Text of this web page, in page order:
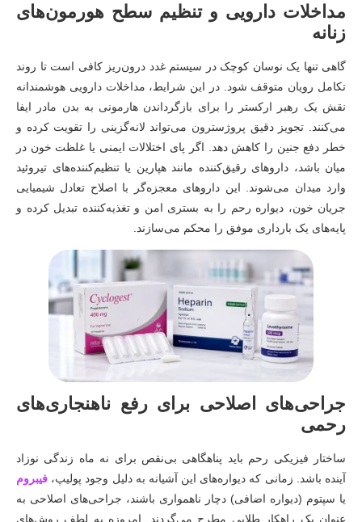
مداخلات دارویی و تنظیم سطح هورمون‌های
زنانه
گاهی تنها یک نوسان کوچک در سیستم غدد درون‌ریز کافی است تا روند
تکامل رویان متوقف شود. در این شرایط، مداخلات دارویی هوشمندانه
نقش یک رهبر ارکستر را برای بازگرداندن هارمونی به بدن مادر ایفا
می‌کنند. تجویز دقیق پروژسترون می‌تواند لانه‌گزینی را تقویت کرده و
خطر دفع جنین را کاهش دهد. اگر پای اختلالات ایمنی یا غلظت خون در
میان باشد، داروهای رقیق‌کننده مانند هپارین یا تنظیم‌کننده‌های تیروئید
وارد میدان می‌شوند. این داروهای معجزه‌گر با اصلاح تعادل شیمیایی
جریان خون، دیواره رحم را به بستری امن و تغذیه‌کننده تبدیل کرده و
پایه‌های یک بارداری موفق را محکم می‌سازند.
جراحی‌های اصلاحی برای رفع ناهنجاری‌های
رحمی
ساختار فیزیکی رحم باید پناهگاهی بی‌نقص برای نه ماه زندگی نوزاد
آینده باشد. زمانی که دیواره‌های این آشیانه به دلیل وجود پولیپ، فیبروم
یا سپتوم (دیواره اضافی) دچار ناهمواری باشند، جراحی‌های اصلاحی به
عنوان یک راهکار طلایی مطرح می‌گردند. امروزه به لطف روش‌های